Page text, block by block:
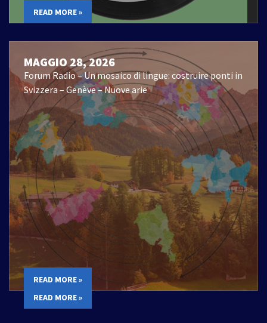
READ MORE »
MAGGIO 28, 2026
Forum Radio – Un mosaico di lingue: costruire ponti in
Svizzera – Genève – Nuove arie
READ MORE »
READ MORE »